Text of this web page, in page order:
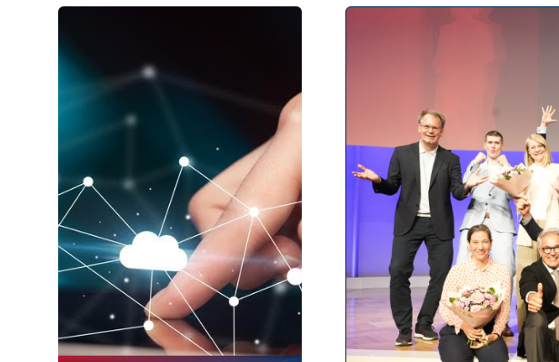
und Zivilgesellschaft in Berlin
über das sichere Funktionieren
des deutschen Staates auf
Verwaltungsebenen
interaktiven Sessions werden
zentrale Themen wie Führung,
Infrastruktur, Effizienz,
Governance und Skalierung
diskutiert.Der Satellit des
Zukunftskongresses Staat &
Verwaltung zieht 2026 in den
Dezember und schafft somit ein
halbes Jahr Abstand zum
Zukunftskongress selbst. Somit
entsteht mit dem THINKTANK
neben seiner Bedeutung als